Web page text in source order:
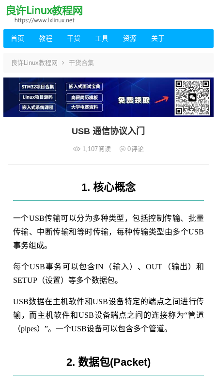
首页 教程 干货 工具 资源 关于
良许Linux教程网 干货合集
USB 通信协议入门
1,107阅读 0评论
1. 核心概念
一个USB传输可以分为多种类型，包括控制传输、批量
传输、中断传输和等时传输，每种传输类型由多个USB
事务组成。
每个USB事务可以包含IN（输入）、OUT（输出）和
SETUP（设置）等多个数据包。
USB数据在主机软件和USB设备特定的端点之间进行传
输，而主机软件和USB设备端点之间的连接称为“管道
（pipes）”。一个USB设备可以包含多个管道。
2. 数据包(Packet)